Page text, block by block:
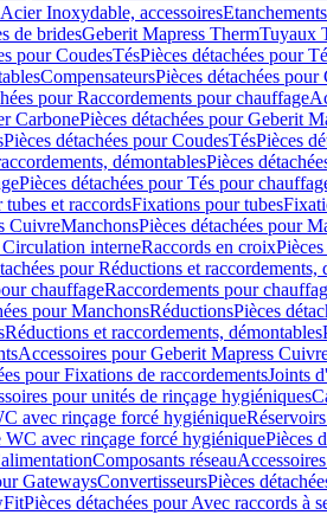
Inoxydable, accessoires
de bridesGeberit Mapress ThermTuyaux
pour CoudesTésPièces détachées pour
CompensateursPièces détachées pour
pour Raccordements pour chauffage
CarbonePièces détachées pour Geberit
Pièces détachées pour CoudesTésPièces
démontablesPièces
Pièces détachées pour Tés pour
et raccordsFixations pour tubes
CuivreManchonsPièces détachées pour
Circulation interneRaccords en croix
pour Réductions et raccordements,
chauffageRaccordements pour
pour ManchonsRéductionsPièces
Réductions et raccordements, démontables
Accessoires pour Geberit Mapress
pour Fixations de raccordementsJoints
pour unités de rinçage hygiéniques
avec rinçage forcé hygiénique
WC avec rinçage forcé hygiéniquePièces
Composants réseau
GatewaysConvertisseursPièces
Pièces détachées pour Avec raccords à